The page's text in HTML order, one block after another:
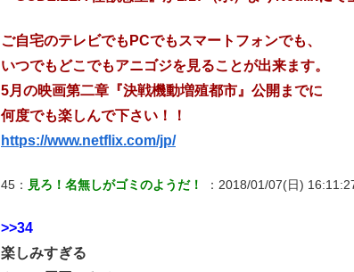
ご自宅のテレビでもPCでもスマートフォンでも、
いつでもどこでもアニゴジを見ることが出来ます。
5月の映画第二章『決戦機動増殖都市』公開までに
何度でも楽しんで下さい！！
https://www.netflix.com/jp/
45： 見ろ！名無しがゴミのようだ！ ：2018/01/07(日)
>>34
楽しみすぎる